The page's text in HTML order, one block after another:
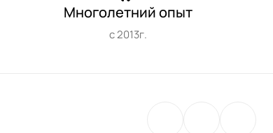
Многолетний опыт
с 2013г.